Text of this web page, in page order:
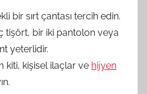
bir sırt çantası tercih edin.
tişört, bir iki pantolon veya
yeterlidir.
kiti, kişisel ilaçlar ve hijyen